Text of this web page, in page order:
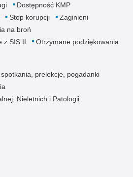
Dostępność KMP
Stop korupcji
Zaginieni
na broń
z SIS II
Otrzymane podziękowania
prelekcje, pogadanki
Nieletnich i Patologii